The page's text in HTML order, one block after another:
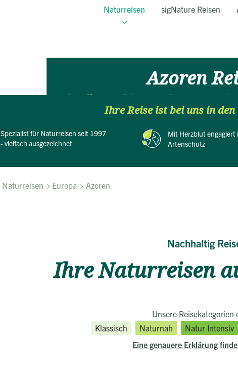
Naturreisen sigNature Reisen
Azoren
Schroffe Lavaküsten neben
Meer
Ihre Reise ist bei uns in
Spezialist für Naturreisen seit 1997
- vielfach ausgezeichnet
Mit Herzblut engagiert
Artenschutz
Naturreisen Europa Azoren
Nachhaltig
Ihre Naturreisen
Unsere Reisekategorien
Klassisch
Naturnah Natur Intensiv
Eine genauere Erklärung